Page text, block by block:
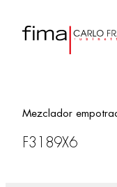
Mezclador
F3189X6